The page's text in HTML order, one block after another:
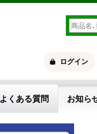
ログイン
よくある質問 お知ら